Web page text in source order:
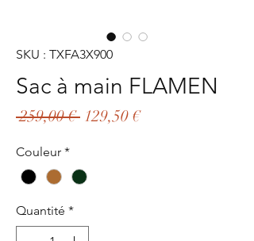
SKU : TXFA3X900
Sac à main FLAMEN
259,00 € Prix
129,50 €Prix
Couleur *
Quantité *